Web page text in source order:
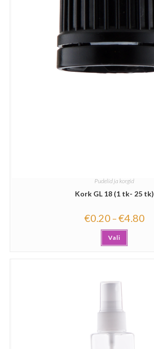
Pudelid ja korgid
Kork GL 18 (1 tk- 25 tk)
€0.20 –€4.80
Vali